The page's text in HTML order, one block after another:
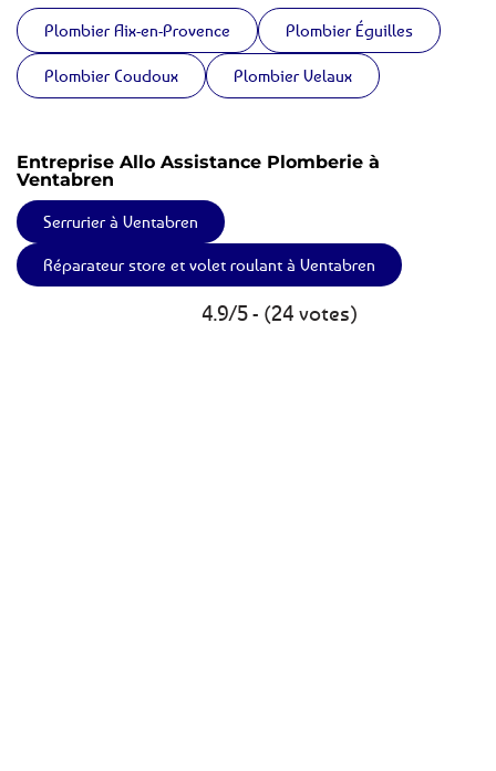
Plombier Aix-en-Provence Plombier Éguilles
Plombier Coudoux Plombier Velaux
Entreprise Allo Assistance Plomberie à
Ventabren
Serrurier à Ventabren
Réparateur store et volet roulant à Ventabren
4.9/5 - (24 votes)